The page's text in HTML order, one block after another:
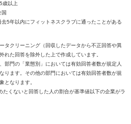
歳以上
国
去5年以内にフィットネスクラブに通ったことがある
タクリーニング（回収したデータから不正回答や異
れた回答を除外した上で作成しています。
門の「業態別」においては有効回答者数が規定人
ります。その他の部門においては有効回答者数が規
となります。
くないと回答した人の割合が基準値以下の企業がラ